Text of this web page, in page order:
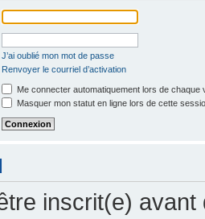
J’ai oublié mon mot de passe
Renvoyer le courriel d’activation
Me connecter automatiquement lors de chaque
Masquer mon statut en ligne lors de cette
inscrit(e) avant